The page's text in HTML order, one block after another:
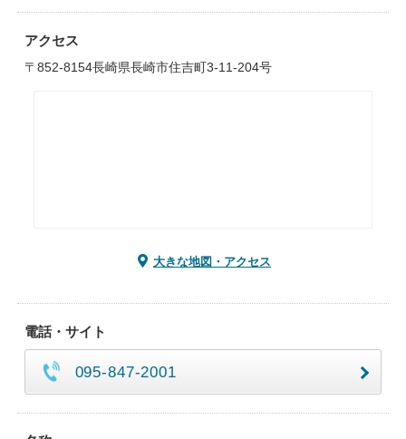
アクセス
〒852-8154長崎県長崎市住吉町3-11-204号
大きな地図・アクセス
電話・サイト
095-847-2001